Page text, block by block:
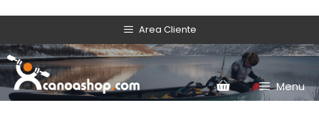
Area Cliente
Menu